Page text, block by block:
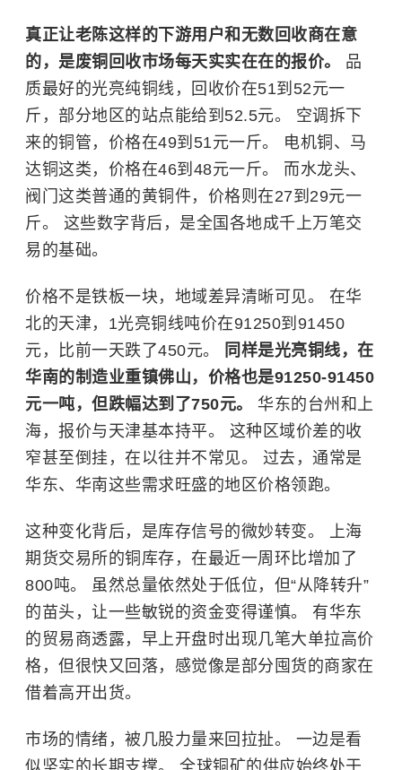
真正让老陈这样的下游用户和无数回收商在意
的，是废铜回收市场每天实实在在的报价。 品
质最好的光亮纯铜线，回收价在51到52元一
斤，部分地区的站点能给到52.5元。 空调拆下
来的铜管，价格在49到51元一斤。 电机铜、马
达铜这类，价格在46到48元一斤。 而水龙头、
阀门这类普通的黄铜件，价格则在27到29元一
斤。 这些数字背后，是全国各地成千上万笔交
易的基础。
价格不是铁板一块，地域差异清晰可见。 在华
北的天津，1光亮铜线吨价在91250到91450
元，比前一天跌了450元。
同样是光亮铜线，在
华南的制造业重镇佛山，价格也是91250-91450
元一吨，但跌幅达到了750元。 华东的台州和上
海，报价与天津基本持平。 这种区域价差的收
窄甚至倒挂，在以往并不常见。 过去，通常是
华东、华南这些需求旺盛的地区价格领跑。
这种变化背后，是库存信号的微妙转变。 上海
期货交易所的铜库存，在最近一周环比增加了
800吨。 虽然总量依然处于低位，但“从降转升”
的苗头，让一些敏锐的资金变得谨慎。 有华东
的贸易商透露，早上开盘时出现几笔大单拉高价
格，但很快又回落，感觉像是部分囤货的商家在
借着高开出货。
市场的情绪，被几股力量来回拉扯。 一边是看